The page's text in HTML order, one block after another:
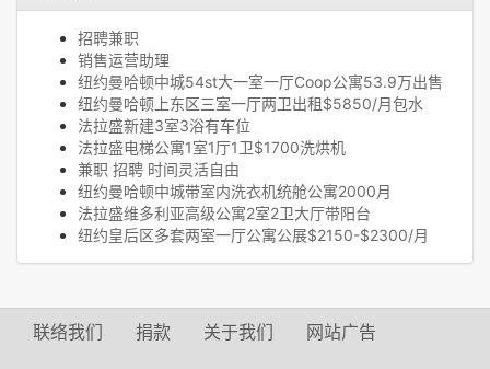
招聘兼职
销售运营助理
纽约曼哈顿中城54st大一室一厅Coop公寓53.9万出售
纽约曼哈顿上东区三室一厅两卫出租$5850/月包水
法拉盛新建3室3浴有车位
法拉盛电梯公寓1室1厅1卫$1700洗烘机
兼职 招聘 时间灵活自由
纽约曼哈顿中城带室内洗衣机统舱公寓2000月
法拉盛维多利亚高级公寓2室2卫大厅带阳台
纽约皇后区多套两室一厅公寓公展$2150-$2300/月
联络我们 捐款 关于我们 网站广告